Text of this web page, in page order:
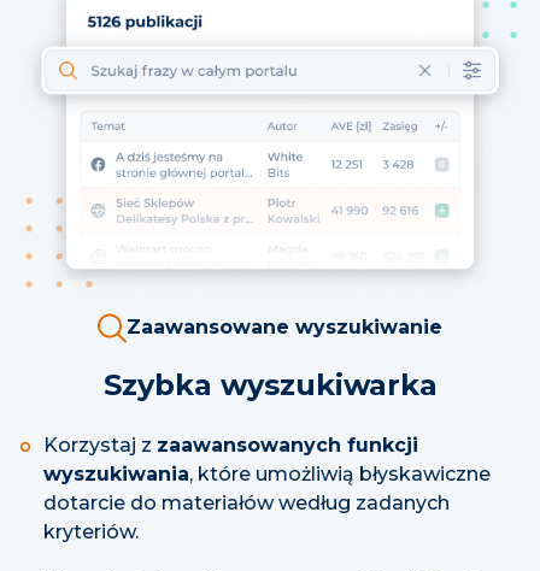
Zaawansowane wyszukiwanie
Szybka wyszukiwarka
Korzystaj z zaawansowanych funkcji
wyszukiwania, które umożliwią błyskawiczne
dotarcie do materiałów według zadanych
kryteriów.